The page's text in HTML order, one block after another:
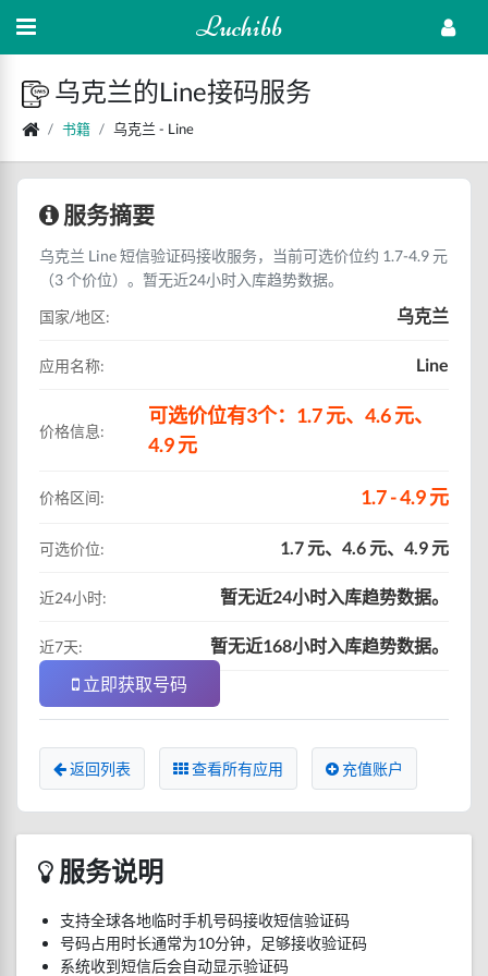
Luchibb
乌克兰的Line接码服务
书籍 乌克兰 - Line
服务摘要
乌克兰 Line 短信验证码接收服务，当前可选价位约 1.7-4.9 元
（3 个价位）。暂无近24小时入库趋势数据。
国家/地区:
乌克兰
应用名称: Line
价格信息:
可选价位有3个：1.7 元、4.6 元、
4.9 元
价格区间: 1.7 - 4.9 元
可选价位: 1.7 元、4.6 元、4.9 元
近24小时: 暂无近24小时入库趋势数据。
近7天:
暂无近168小时入库趋势数据。
立即获取号码
返回列表 查看所有应用 充值账户
服务说明
支持全球各地临时手机号码接收短信验证码
号码占用时长通常为10分钟，足够接收验证码
系统收到短信后会自动显示验证码